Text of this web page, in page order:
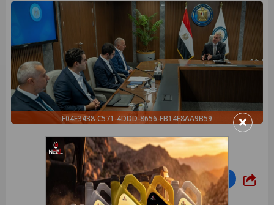
F04F3438-C571-4DDD-8656-FB14E8AA9B59
شارك
×